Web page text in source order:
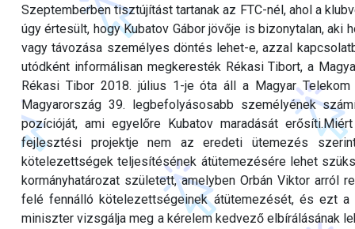
Szeptemberben tisztújítást tartanak az FTC-nél, ahol a
úgy értesült, hogy Kubatov Gábor jövője is bizonytalan, aki
vagy távozása személyes döntés lehet-e, azzal
utódként informálisan megkeresték Rékasi Tibort, a
Rékasi Tibor 2018. július 1-je óta áll a Magyar
Magyarország 39. legbefolyásosabb személyének
pozícióját, ami egyelőre Kubatov maradását
fejlesztési projektje nem az eredeti ütemezés
kötelezettségek teljesítésének átütemezésére lehet
kormányhatározat született, amelyben Orbán Viktor arról
felé fennálló kötelezettségeinek átütemezését, és ezt
miniszter vizsgálja meg a kérelem kedvező elbírálásának